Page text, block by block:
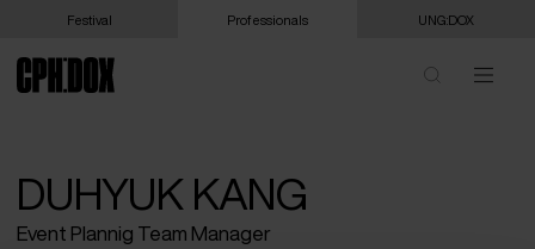
Festival Professionals UNG:DOX
DUHYUK KANG
Event Plannig Team Manager